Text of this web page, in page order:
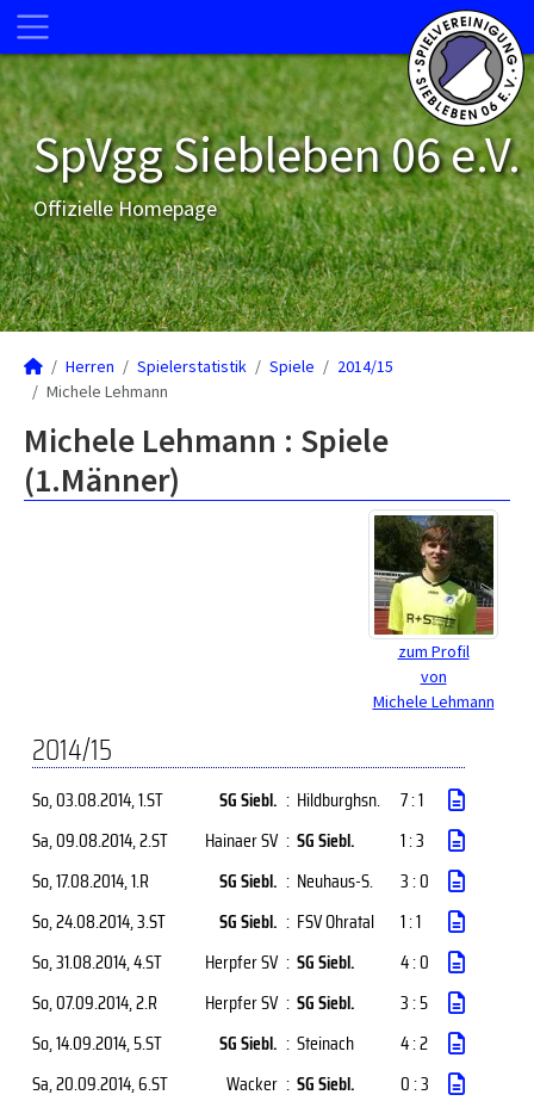
SpVgg Siebleben 06 e.V.
Offizielle Homepage
Herren Spielerstatistik Spiele
2014/15
Michele Lehmann
Michele Lehmann : Spiele
(1.Männer)
zum Profil
von
Michele Lehmann
2014/15
So, 03.08.2014, 1.ST SG Siebl. : Hildburghsn.
7 : 1
Sa, 09.08.2014, 2.ST Hainaer SV : SG Siebl.
1 : 3
So, 17.08.2014, 1.R SG Siebl. : Neuhaus-S.
3 : 0
So, 24.08.2014, 3.ST SG Siebl. : FSV Ohratal
1 : 1
So, 31.08.2014, 4.ST Herpfer SV : SG Siebl.
4 : 0
So, 07.09.2014, 2.R Herpfer SV : SG Siebl.
3 : 5
So, 14.09.2014, 5.ST SG Siebl. : Steinach
4 : 2
Sa, 20.09.2014, 6.ST Wacker : SG Siebl.
0 : 3